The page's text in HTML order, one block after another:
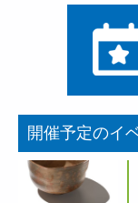
開催予定のイ